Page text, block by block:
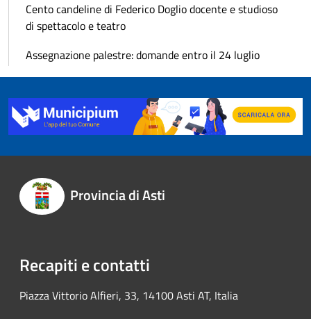
Cento candeline di Federico Doglio docente e studioso
di spettacolo e teatro
Assegnazione palestre: domande entro il 24 luglio
Provincia di Asti
Recapiti e contatti
Piazza Vittorio Alfieri, 33, 14100 Asti AT, Italia